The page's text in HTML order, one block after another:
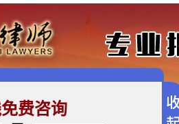
900-9881
费咨询